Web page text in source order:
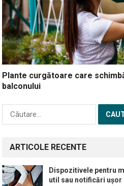
Plante curgătoare care
balconului
Caută
după:
ARTICOLE RECENTE
Dispozitivele pentru
util sau notificări